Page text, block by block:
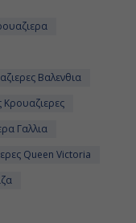
Βαλενθια
Κρουαζιερες
Γαλλια
Queen Victoria